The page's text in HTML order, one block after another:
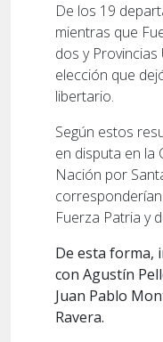
De los 19
mientras que
dos y Provincias
elección que
libertario.
Según estos
en disputa en la
Nación por
Fuerza Patria y
De esta forma,
con Agustín
Juan Pablo
Ravera.